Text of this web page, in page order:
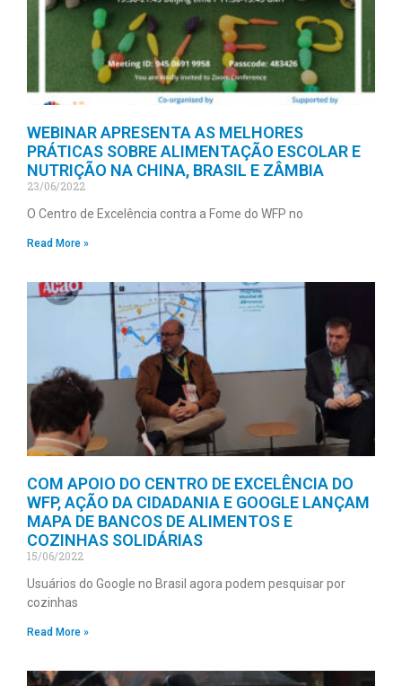
WEBINAR APRESENTA AS MELHORES
PRÁTICAS SOBRE ALIMENTAÇÃO ESCOLAR E
NUTRIÇÃO NA CHINA, BRASIL E ZÂMBIA
23/06/2022
O Centro de Excelência contra a Fome do WFP no
Read More »
COM APOIO DO CENTRO DE EXCELÊNCIA DO
WFP, AÇÃO DA CIDADANIA E GOOGLE LANÇAM
MAPA DE BANCOS DE ALIMENTOS E
COZINHAS SOLIDÁRIAS
15/06/2022
Usuários do Google no Brasil agora podem pesquisar por
cozinhas
Read More »